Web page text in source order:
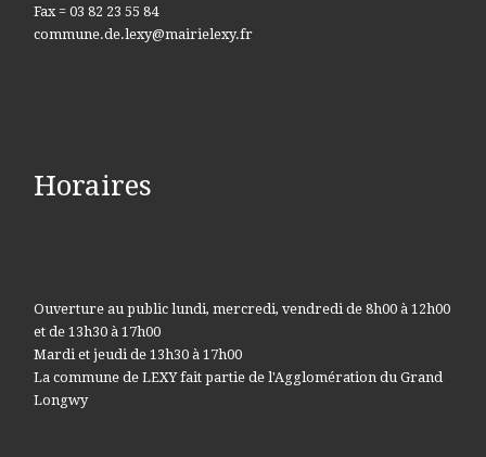
Fax = 03 82 23 55 84
commune.de.lexy@mairielexy.fr
Horaires
Ouverture au public lundi, mercredi, vendredi de 8h00 à 12h00
et de 13h30 à 17h00
Mardi et jeudi de 13h30 à 17h00
La commune de LEXY fait partie de l'Agglomération du Grand
Longwy